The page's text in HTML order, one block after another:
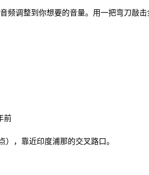
频调整到你想要的音量。用一把弯刀敲
前
），靠近印度浦那的交叉路口。